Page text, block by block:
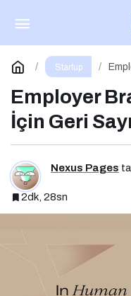
Startup
Employer
İçin Geri
Nexus Pages
2dk, 28sn
İşletmelere
Stratejik Marka
Yorum Yap